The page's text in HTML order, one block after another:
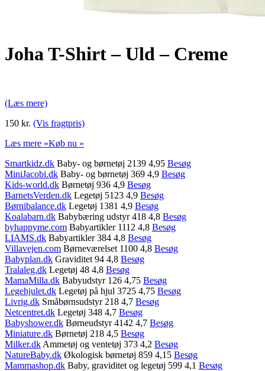
Joha T-Shirt – Uld – Creme
(Læs mere)
150 kr. (Vis fragtpris)
Læs mere »Køb nu »
Smartkidz.dk Baby- og børnetøj 2139 4,95 Besøg
MiniJacobi.dk Baby- og børnetøj 369 4,9 Besøg
Kids-world.dk Børnetøj 936 4,9 Besøg
BarnetsVerden.dk Legetøj 5123 4,9 Besøg
Børnibalance.dk Legetøj 1381 4,9 Besøg
Koalabarn.dk Babybæring udstyr 418 4,8 Besøg
byhappyme.com Babyartikler 1112 4,8 Besøg
LIAMS.dk Babyartikler 384 4,8 Besøg
Villavejen.com Børneværelset 1100 4,8 Besøg
Babyplan.dk Graviditet 94 4,8 Besøg
Tralaleg.dk Legetøj 48 4,8 Besøg
MamaMilla.dk Babyudstyr 126 4,75 Besøg
Legehjulet.dk Legetøj på hjul 3725 4,75 Besøg
Livrig.dk Småbørnsudstyr 218 4,7 Besøg
Netcentret.dk Legetøj 348 4,7 Besøg
Babyshower.dk Børneudstyr 4142 4,7 Besøg
Miniature.dk Børnetøj 218 4,5 Besøg
Milker.dk Ammetøj og ventetøj 373 4,2 Besøg
NatureBaby.dk Økologisk børnetøj 859 4,15 Besøg
Mammashop.dk Baby, graviditet og legetøj 599 4,1 Besøg